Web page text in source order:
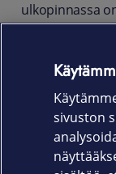
ulkopinnassa
sinulla on
älypuhelimeen.
Tuotekoodi:
6399-829-209
6399-829-289
sivuston